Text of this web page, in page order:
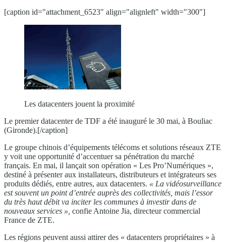
[caption id="attachment_6523" align="alignleft" width="300"]
Les datacenters jouent la proximité
Le premier datacenter de TDF a été inauguré le 30 mai, à Bouliac
(Gironde).[/caption]
Le groupe chinois d’équipements télécoms et solutions réseaux ZTE
y voit une opportunité d’accentuer sa pénétration du marché
français. En mai, il lançait son opération « Les Pro’Numériques »,
destiné à présenter aux installateurs, distributeurs et intégrateurs ses
produits dédiés, entre autres, aux datacenters. « La vidéosurveillance
est souvent un point d’entrée auprès des collectivités, mais l’essor
du très haut débit va inciter les communes à investir dans de
nouveaux services », confie Antoine Jia, directeur commercial
France de ZTE.
Les régions peuvent aussi attirer des « datacenters propriétaires » à